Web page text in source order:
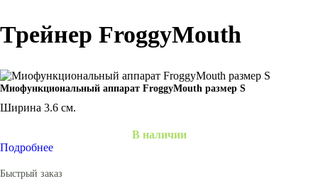
Трейнер FroggyMouth
Миофункциональный аппарат FroggyMouth размер S
Ширина 3.6 см.
В наличии
Подробнее
Быстрый заказ